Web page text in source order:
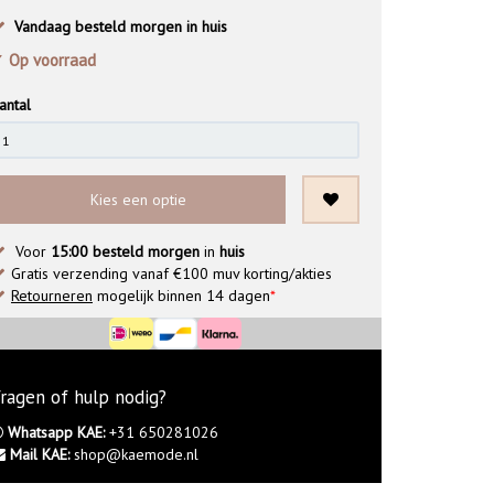
Vandaag besteld morgen in huis
Op voorraad
Kies een optie
Voor 15:00 besteld morgen in huis
Gratis verzending vanaf €100 muv korting/akties
Retourneren mogelijk binnen 14 dagen*
of hulp nodig?
Whatsapp KAE:+31 650281026
Mail KAE:shop@kaemode.nl